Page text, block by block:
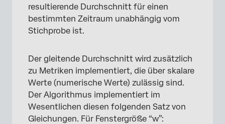
resultierende Durchschnitt für einen
bestimmten Zeitraum unabhängig vom
Stichprobe ist.
Der gleitende Durchschnitt wird zusätzlich
zu Metriken implementiert, die über skalare
Werte (numerische Werte) zulässig sind.
Der Algorithmus implementiert im
Wesentlichen diesen folgenden Satz von
Gleichungen. Für Fenstergröße “w”: